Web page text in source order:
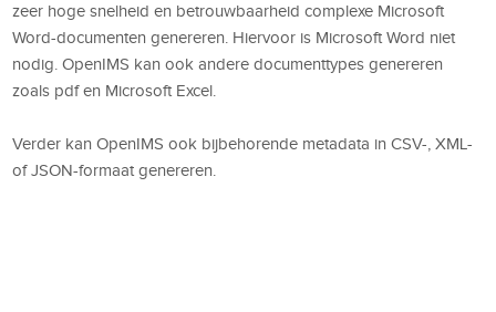
zeer hoge snelheid en betrouwbaarheid complexe Microsoft
Word-documenten genereren. Hiervoor is Microsoft Word niet
nodig. OpenIMS kan ook andere documenttypes genereren
zoals pdf en Microsoft Excel.
Verder kan OpenIMS ook bijbehorende metadata in CSV-, XML-
of JSON-formaat genereren.